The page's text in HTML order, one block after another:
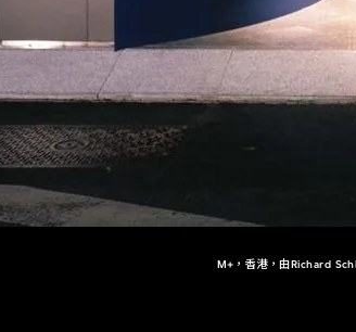
M+，香港，由Richard